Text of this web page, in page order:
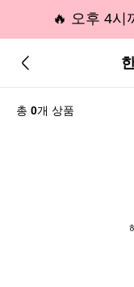
🔥 오후 4시
총 0개 상품